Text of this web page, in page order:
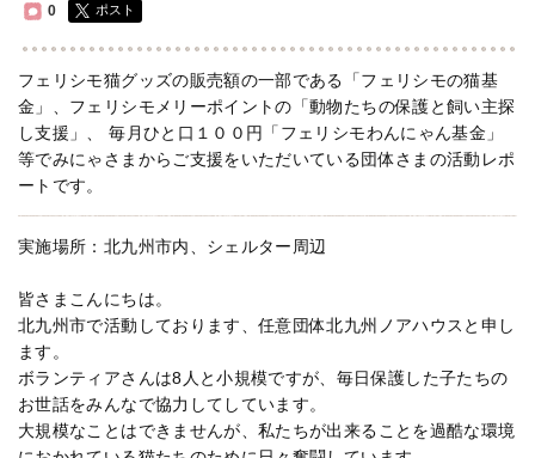
0 ポスト
フェリシモ猫グッズの販売額の一部である「フェリシモの猫基
金」、フェリシモメリーポイントの「動物たちの保護と飼い主探
し支援」、 毎月ひと口１００円「フェリシモわんにゃん基金」
等でみにゃさまからご支援をいただいている団体さまの活動レポ
ートです。
実施場所：北九州市内、シェルター周辺
皆さまこんにちは。
北九州市で活動しております、任意団体北九州ノアハウスと申し
ます。
ボランティアさんは8人と小規模ですが、毎日保護した子たちの
お世話をみんなで協力してしています。
大規模なことはできませんが、私たちが出来ることを過酷な環境